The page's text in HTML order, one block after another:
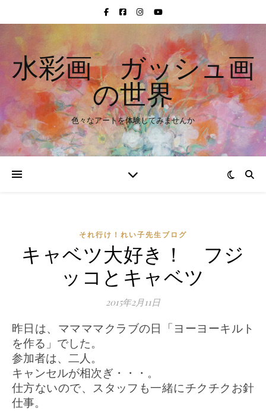
水彩画 ガッシュ画
の世界
色々なアートを体験してみませんか
それ行け！れい子先生ブログ
キャベツ大好き！ フジ
ッコとキャベツ
2015年2月11日
昨日は、ママママクラブの日「ヨーヨーキルト
を作る」でした。
参加者は、二人。
キャンセルが相次ぎ・・・。
仕方ないので、スタッフも一緒にチクチクお針
仕事。